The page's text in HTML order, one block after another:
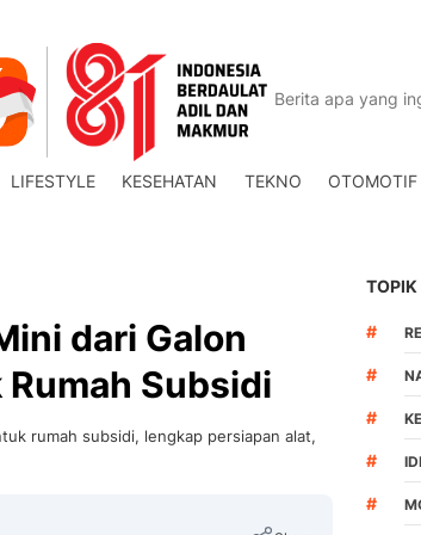
LIFESTYLE KESEHATAN TEKNO OTOMOTIF
dari Galon
Subsidi
rumah subsidi, lengkap persiapan alat,
TOPIK
#
#
#
#
#